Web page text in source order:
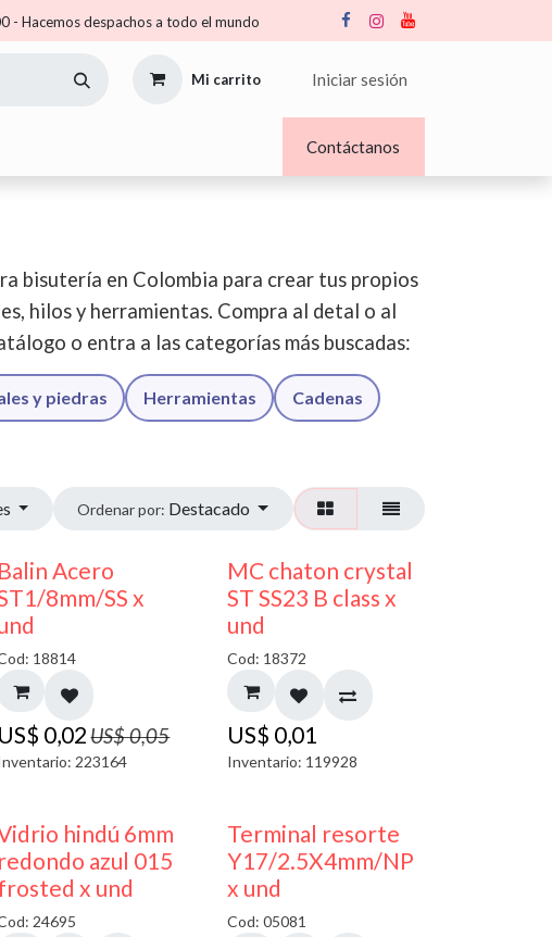
- Hacemos despachos a todo el mundo
Mi carrito Iniciar sesión
Contáctanos
bisutería en Colombia para crear tus propios
hilos y herramientas. Compra al detal o al
o entra a las categorías más buscadas:
y piedras Herramientas Cadenas
Ordenar por: Destacado
50% DESCUENTO
Balin Acero
8mm/SS x
18814
US$ 0,02 US$0,05
223164
MC chaton crystal
ST SS23 B class x
und
Cod: 18372
US$ 0,01
Inventario: 119928
40% DESCUENTO
hindú 6mm
redondo azul 015
x und
24695 50% DESCUENTO
Terminal resorte
Y17/2.5X4mm/NP
x und
Cod: 05081